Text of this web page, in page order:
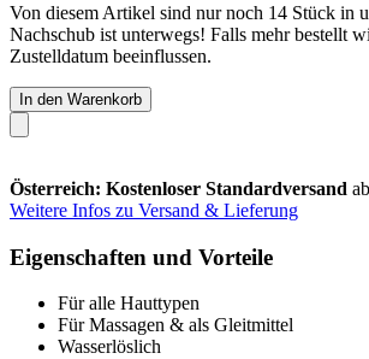
Von diesem Artikel sind nur noch 14 Stück in
Nachschub ist unterwegs! Falls mehr bestellt
Zustelldatum beeinflussen.
In den Warenkorb
Österreich: Kostenloser Standardversand
Weitere Infos zu Versand & Lieferung
Eigenschaften und Vorteile
Für alle Hauttypen
Für Massagen & als Gleitmittel
Wasserlöslich